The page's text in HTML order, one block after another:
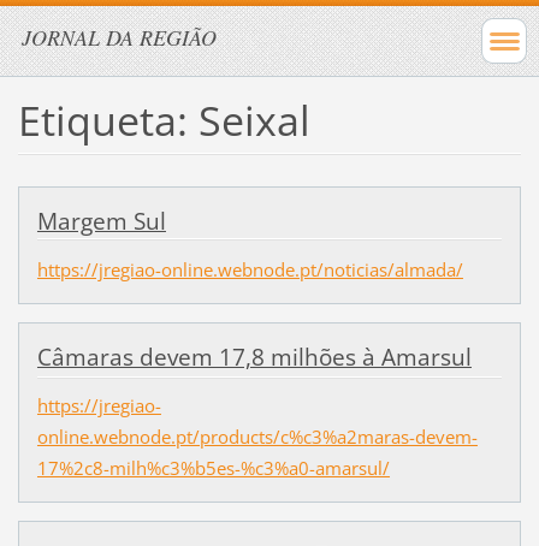
JORNAL DA REGIÃO
Etiqueta: Seixal
Margem Sul
https://jregiao-online.webnode.pt/noticias/almada/
Câmaras devem 17,8 milhões à Amarsul
https://jregiao-
online.webnode.pt/products/c%c3%a2maras-devem-
17%2c8-milh%c3%b5es-%c3%a0-amarsul/